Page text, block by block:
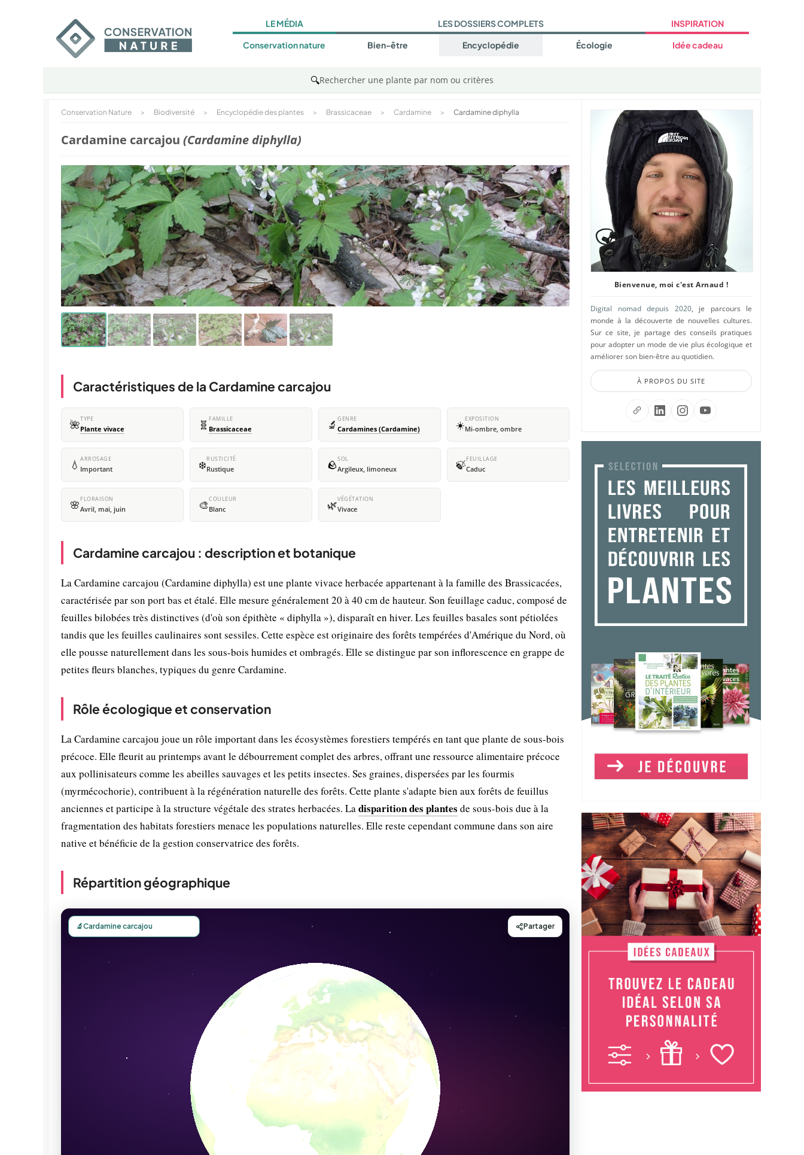
LE MÉDIA
Conservation nature
LES DOSSIERS COMPLETS
Bien-être Encyclopédie Écologie
INSPIRATION
Idée cadeau
🔍Rechercher une plante par nom ou critères
Conservation Nature > Biodiversité > Encyclopédie des plantes > Brassicaceae > Cardamine > Cardamine diphylla
Cardamine carcajou (Cardamine diphylla)
Caractéristiques de la Cardamine carcajou
🌺TYPE
Plante vivace 🧬 FAMILLE
Brassicaceae 🔬 GENRE
Cardamines (Cardamine) ☀️EXPOSITION
Mi-ombre, ombre
💧 ARROSAGE
Important ❄️RUSTICITÉ
Rustique 🪨SOL
Argileux, limoneux 🍃FEUILLAGE
Caduc
🌸 FLORAISON
Avril, mai, juin 🎨COULEUR
Blanc 🌿VÉGÉTATION
Vivace
Cardamine carcajou : description et botanique
La Cardamine carcajou (Cardamine diphylla) est une plante vivace herbacée appartenant à la famille des Brassicacées,
caractérisée par son port bas et étalé. Elle mesure généralement 20 à 40 cm de hauteur. Son feuillage caduc, composé de
feuilles bilobées très distinctives (d'où son épithète « diphylla »), disparaît en hiver. Les feuilles basales sont pétiolées
tandis que les feuilles caulinaires sont sessiles. Cette espèce est originaire des forêts tempérées d'Amérique du Nord, où
elle pousse naturellement dans les sous-bois humides et ombragés. Elle se distingue par son inflorescence en grappe de
petites fleurs blanches, typiques du genre Cardamine.
Rôle écologique et conservation
La Cardamine carcajou joue un rôle important dans les écosystèmes forestiers tempérés en tant que plante de sous-bois
précoce. Elle fleurit au printemps avant le débourrement complet des arbres, offrant une ressource alimentaire précoce
aux pollinisateurs comme les abeilles sauvages et les petits insectes. Ses graines, dispersées par les fourmis
(myrmécochorie), contribuent à la régénération naturelle des forêts. Cette plante s'adapte bien aux forêts de feuillus
anciennes et participe à la structure végétale des strates herbacées. Ladisparition des plantes de sous-bois due à la
fragmentation des habitats forestiers menace les populations naturelles. Elle reste cependant commune dans son aire
native et bénéficie de la gestion conservatrice des forêts.
Répartition géographique
Bienvenue, moi c'est Arnaud !
Digital nomad depuis 2020, je parcours le
monde à la découverte de nouvelles cultures.
Sur ce site, je partage des conseils pratiques
pour adopter un mode de vie plus écologique et
améliorer son bien-être au quotidien.
À PROPOS DU SITE